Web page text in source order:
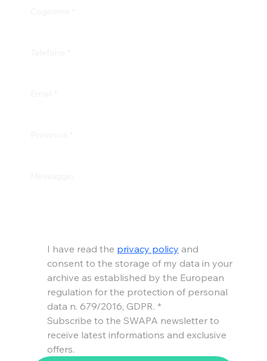
I have read the privacy policy and
consent to the storage of my data in your
archive as established by the European
regulation for the protection of personal
data n. 679/2016, GDPR. *
Subscribe to the SWAPA newsletter to
receive latest informations and exclusive
offers.